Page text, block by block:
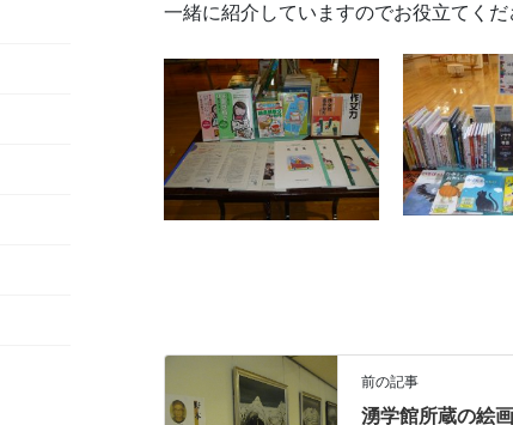
一緒に紹介していますのでお役立てくだ
前の記事
湧学館所蔵の絵